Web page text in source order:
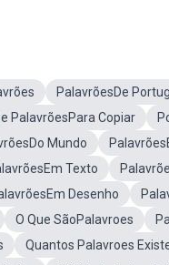
PalavrõesDe
PalavrõesPara Copiar
Mundo
Texto
Desenho
O Que SãoPalavroes
Quantos Palavroes